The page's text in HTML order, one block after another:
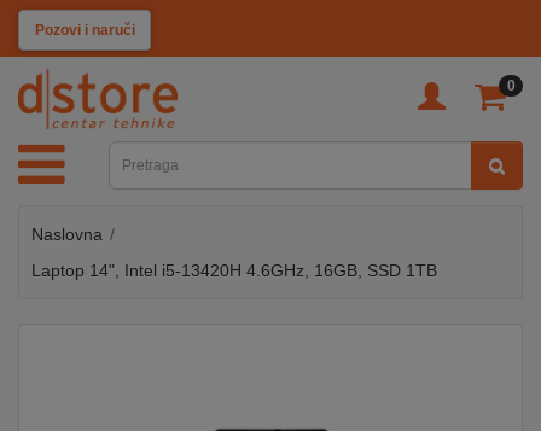
Pozovi i naruči
0
KATEGORIJE
TV
SAT
MOBILNI
UREĐAJI
Naslovna
Laptop 14", Intel i5-13420H 4.6GHz, 16GB, SSD 1TB